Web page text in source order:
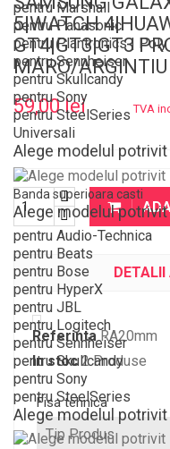
pentru Marshall
pentru Panasonic
pentru Plantronics | Poly
pentru Sennheiser
pentru Skullcandy
pentru Sony
pentru SteelSeries
Universali
Alege modelul potrivit
Banda superioara casti
Alege modelul potrivit
pentru Audio-Technica
pentru Beats
pentru Bose
pentru HyperX
pentru JBL
pentru Logitech
pentru Sennheiser
pentru Skullcandy
pentru Sony
pentru SteelSeries
Alege modelul potrivit
5|WATCH
GT4|GT3|GT3
MARO/ARGINTIU
59,00 lei
TVA
DETALII
Referinta RA20mm
In stoc 2 Produse
Fisa tehnica
Tip Produs